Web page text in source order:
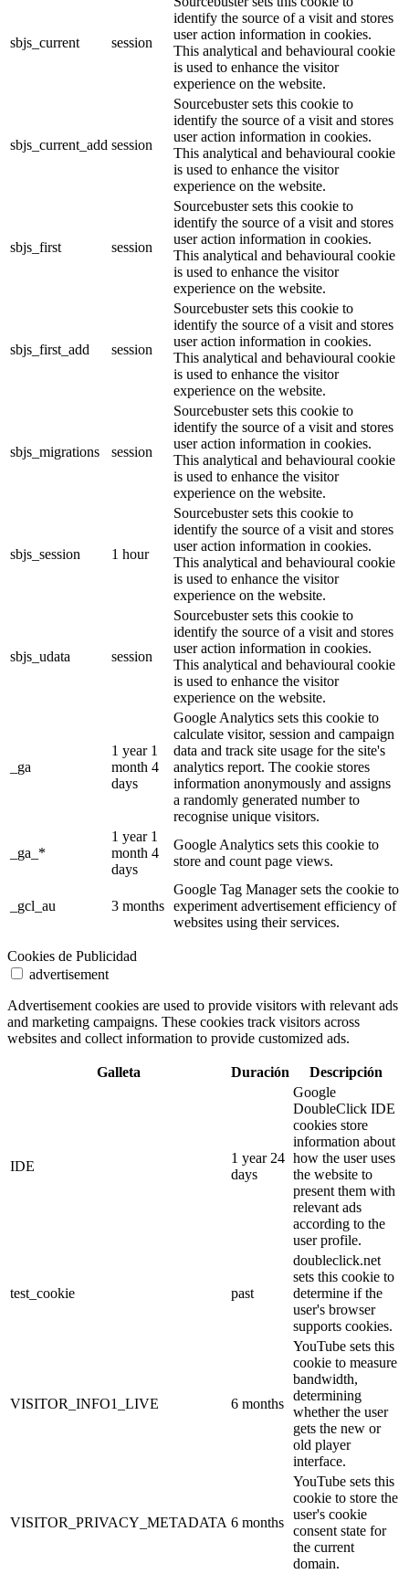
sbjs_current session
identify the source of a visit and stores
user action information in cookies.
This analytical and behavioural cookie
is used to enhance the visitor
experience on the website.
sbjs_current_add session
Sourcebuster sets this cookie to
identify the source of a visit and stores
user action information in cookies.
This analytical and behavioural cookie
is used to enhance the visitor
experience on the website.
sbjs_first session
Sourcebuster sets this cookie to
identify the source of a visit and stores
user action information in cookies.
This analytical and behavioural cookie
is used to enhance the visitor
experience on the website.
sbjs_first_add session
Sourcebuster sets this cookie to
identify the source of a visit and stores
user action information in cookies.
This analytical and behavioural cookie
is used to enhance the visitor
experience on the website.
sbjs_migrations session
Sourcebuster sets this cookie to
identify the source of a visit and stores
user action information in cookies.
This analytical and behavioural cookie
is used to enhance the visitor
experience on the website.
sbjs_session 1 hour
Sourcebuster sets this cookie to
identify the source of a visit and stores
user action information in cookies.
This analytical and behavioural cookie
is used to enhance the visitor
experience on the website.
sbjs_udata session
Sourcebuster sets this cookie to
identify the source of a visit and stores
user action information in cookies.
This analytical and behavioural cookie
is used to enhance the visitor
experience on the website.
_ga
1 year 1
month 4
days
Google Analytics sets this cookie to
calculate visitor, session and campaign
data and track site usage for the site's
analytics report. The cookie stores
information anonymously and assigns
a randomly generated number to
recognise unique visitors.
_ga_*
1 year 1
month 4
days
Google Analytics sets this cookie to
store and count page views.
_gcl_au 3 months
Google Tag Manager sets the cookie to
experiment advertisement efficiency of
websites using their services.
Cookies de Publicidad
advertisement
Advertisement cookies are used to provide visitors with relevant ads
and marketing campaigns. These cookies track visitors across
websites and collect information to provide customized ads.
Galleta Duración Descripción
IDE
1 year 24
days
Google
DoubleClick IDE
cookies store
information about
how the user uses
the website to
present them with
relevant ads
according to the
user profile.
test_cookie past
doubleclick.net
sets this cookie to
determine if the
user's browser
supports cookies.
VISITOR_INFO1_LIVE 6 months
YouTube sets this
cookie to measure
bandwidth,
determining
whether the user
gets the new or
old player
interface.
VISITOR_PRIVACY_METADATA 6 months
YouTube sets this
cookie to store the
user's cookie
consent state for
the current
domain.